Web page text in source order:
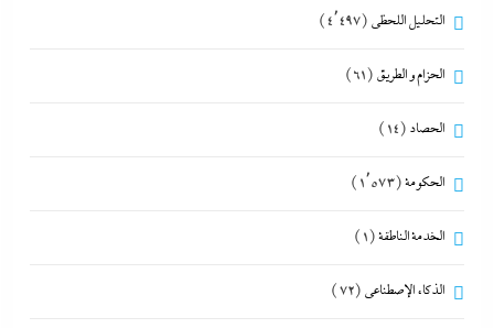
التحليل اللحظي (4٬497)
الحزام و الطريق (61)
الحصاد (14)
الحكومة(1٬573)
الخدمة الناطقة(1)
الذكاء الإصطناعي (72)